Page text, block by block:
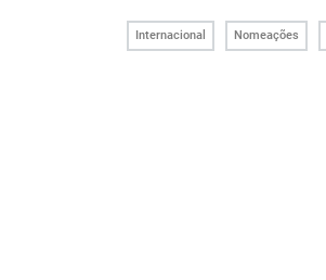
Internacional Nomeações